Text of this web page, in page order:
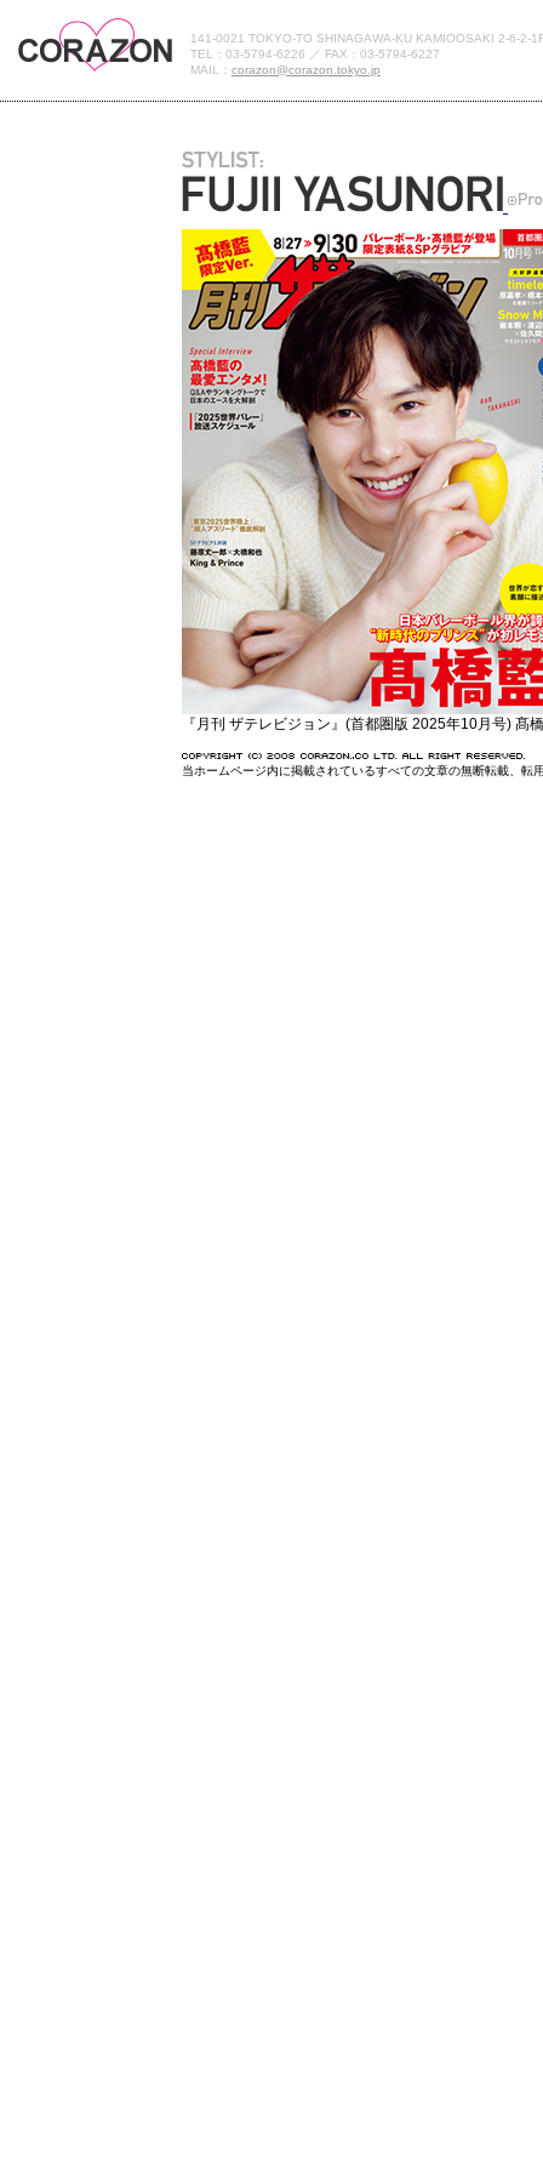
141-0021 TOKYO-TO SHINAGAWA-KU KAMIOOSAKI 2-6-2-
TEL：03-5794-6226 ／ FAX：03-5794-6227
MAIL： corazon@corazon.tokyo.jp
『月刊 ザテレビジョン』(首都圏版 2025年10月号)
当ホームページ内に掲載されているすべての文章の無断転載、